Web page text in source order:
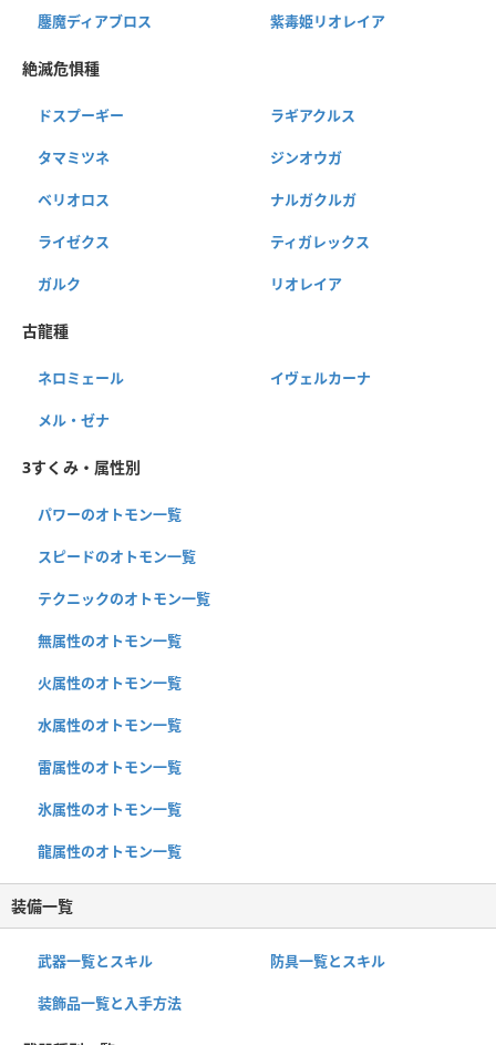
鏖魔ディアブロス 紫毒姫リオレイア
絶滅危惧種
ドスプーギー ラギアクルス
タマミツネ ジンオウガ
ベリオロス ナルガクルガ
ライゼクス ティガレックス
ガルク リオレイア
古龍種
ネロミェール イヴェルカーナ
メル・ゼナ
3すくみ・属性別
パワーのオトモン一覧
スピードのオトモン一覧
テクニックのオトモン一覧
無属性のオトモン一覧
火属性のオトモン一覧
水属性のオトモン一覧
雷属性のオトモン一覧
氷属性のオトモン一覧
龍属性のオトモン一覧
装備一覧
武器一覧とスキル 防具一覧とスキル
装飾品一覧と入手方法